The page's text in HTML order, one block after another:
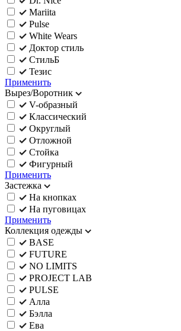
Mariita
Pulse
White Wears
Доктор стиль
СтильБ
Тезис
Применить
Вырез/Воротник
V-образный
Классический
Округлый
Отложной
Стойка
Фигурный
Применить
Застежка
На кнопках
На пуговицах
Применить
Коллекция одежды
BASE
FUTURE
NO LIMITS
PROJECT LAB
PULSE
Алла
Бэлла
Ева